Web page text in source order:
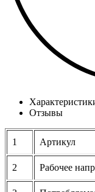
Отзывы
1 Артикул
2 Рабочее